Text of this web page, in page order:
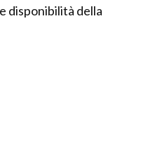
disponibilità della